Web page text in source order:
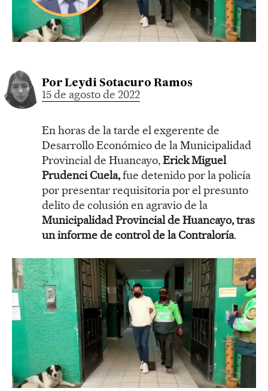
Por Leydi Sotacuro Ramos
15 de agosto de 2022
En horas de la tarde el exgerente de
Desarrollo Económico de la Municipalidad
Provincial de Huancayo,Erick Miguel
Prudenci Cuela,fue detenido por la policía
por presentar requisitoria por el presunto
delito de colusión en agravio de la
Municipalidad Provincial de Huancayo, tras
un informe de control de la Contraloría.